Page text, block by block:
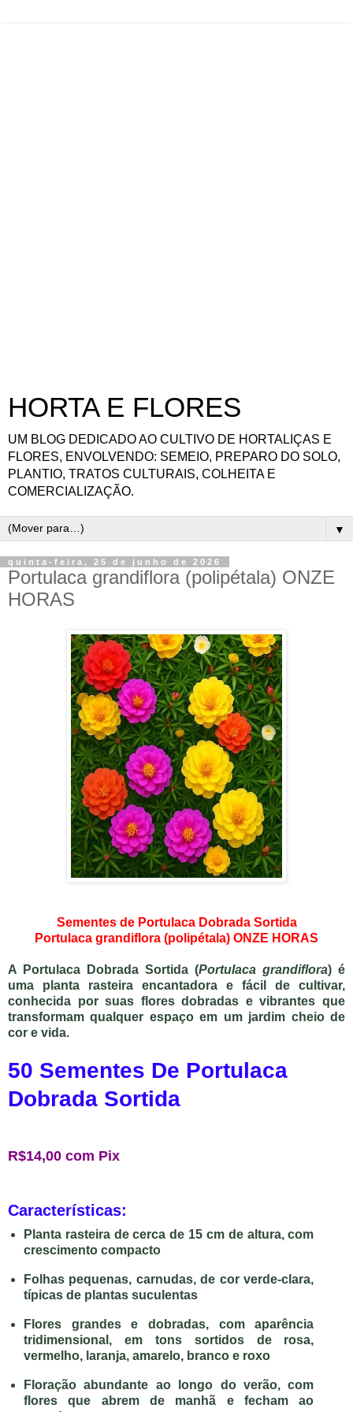
HORTA E FLORES
UM BLOG DEDICADO AO CULTIVO DE HORTALIÇAS E
FLORES, ENVOLVENDO: SEMEIO, PREPARO DO SOLO,
PLANTIO, TRATOS CULTURAIS, COLHEITA E
COMERCIALIZAÇÃO.
▼
quinta-feira, 25 de junho de 2026
Portulaca grandiflora (polipétala) ONZE
HORAS
Sementes de Portulaca Dobrada Sortida
Portulaca grandiflora (polipétala) ONZE HORAS
A Portulaca Dobrada Sortida (Portulaca grandiflora) é
uma planta rasteira encantadora e fácil de cultivar,
conhecida por suas flores dobradas e vibrantes que
transformam qualquer espaço em um jardim cheio de
cor e vida.
50 Sementes De Portulaca
Dobrada Sortida
R$14,00 com Pix
Características:
Planta rasteira de cerca de 15 cm de altura, com
crescimento compacto
Folhas pequenas, carnudas, de cor verde-clara,
típicas de plantas suculentas
Flores grandes e dobradas, com aparência
tridimensional, em tons sortidos de rosa,
vermelho, laranja, amarelo, branco e roxo
Floração abundante ao longo do verão, com
flores que abrem de manhã e fecham ao